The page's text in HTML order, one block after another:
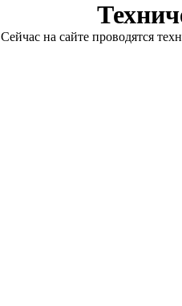
Сейчас на сайте проводятся